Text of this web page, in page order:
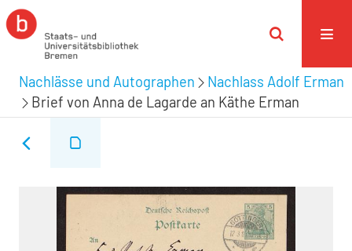
Nachlässe und Autographen
Nachlass Adolf Erman
Brief von Anna de Lagarde an Käthe Erman